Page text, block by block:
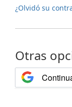
¿Olvidó su
Otras